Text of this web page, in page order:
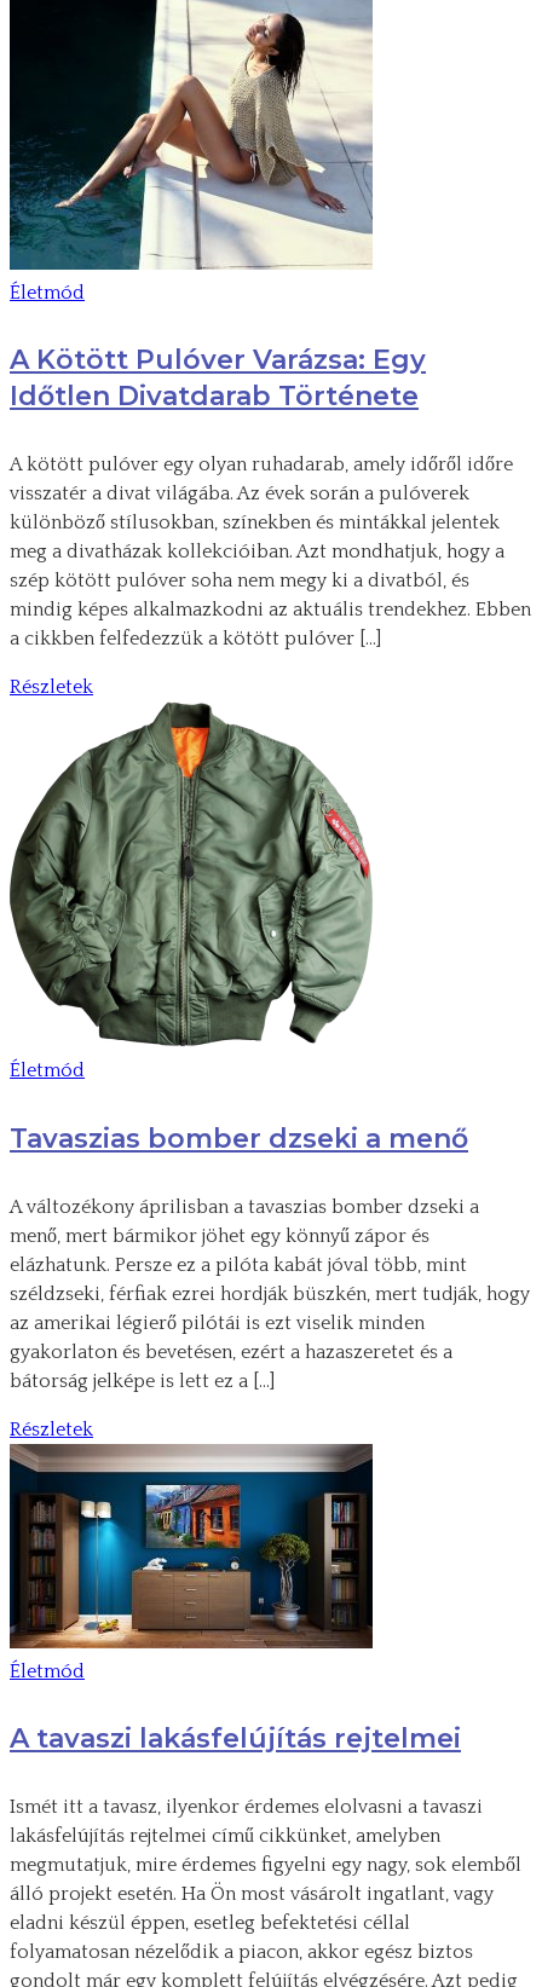
Életmód
A Kötött Pulóver Varázsa: Egy
Időtlen Divatdarab Története
A kötött pulóver egy olyan ruhadarab, amely időről időre
visszatér a divat világába. Az évek során a pulóverek
különböző stílusokban, színekben és mintákkal jelentek
meg a divatházak kollekcióiban. Azt mondhatjuk, hogy a
szép kötött pulóver soha nem megy ki a divatból, és
mindig képes alkalmazkodni az aktuális trendekhez. Ebben
a cikkben felfedezzük a kötött pulóver […]
Részletek
Életmód
Tavaszias bomber dzseki a menő
A változékony áprilisban a tavaszias bomber dzseki a
menő, mert bármikor jöhet egy könnyű zápor és
elázhatunk. Persze ez a pilóta kabát jóval több, mint
széldzseki, férfiak ezrei hordják büszkén, mert tudják, hogy
az amerikai légierő pilótái is ezt viselik minden
gyakorlaton és bevetésen, ezért a hazaszeretet és a
bátorság jelképe is lett ez a […]
Részletek
Életmód
A tavaszi lakásfelújítás rejtelmei
Ismét itt a tavasz, ilyenkor érdemes elolvasni a tavaszi
lakásfelújítás rejtelmei című cikkünket, amelyben
megmutatjuk, mire érdemes figyelni egy nagy, sok elemből
álló projekt esetén. Ha Ön most vásárolt ingatlant, vagy
eladni készül éppen, esetleg befektetési céllal
folyamatosan nézelődik a piacon, akkor egész biztos
gondolt már egy komplett felújítás elvégzésére. Azt pedig